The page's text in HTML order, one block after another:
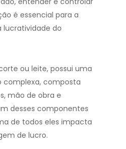
é essencial para a
lucratividade do
ou leite, possui uma
complexa, composta
mão de obra e
desses componentes
de todos eles impacta
de lucro.